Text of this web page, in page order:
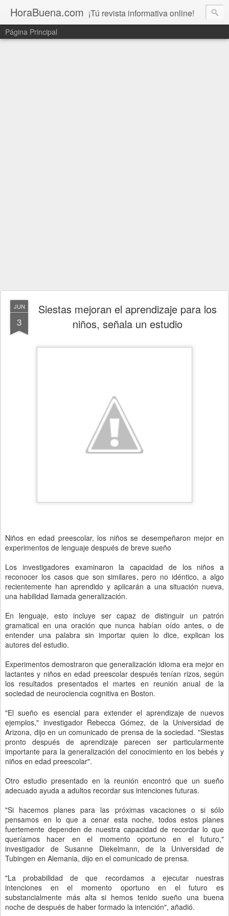
HoraBuena.com ¡Tú revista informativa online!
Página Principal
JUN
3
Siestas mejoran el aprendizaje para los
niños, señala un estudio
Niños en edad preescolar, los niños se desempeñaron mejor en
experimentos de lenguaje después de breve sueño
Los investigadores examinaron la capacidad de los niños a
reconocer los casos que son similares, pero no idéntico, a algo
recientemente han aprendido y aplicarán a una situación nueva,
una habilidad llamada generalización.
En lenguaje, esto incluye ser capaz de distinguir un patrón
gramatical en una oración que nunca habían oído antes, o de
entender una palabra sin importar quien lo dice, explican los
autores del estudio.
Experimentos demostraron que generalización idioma era mejor en
lactantes y niños en edad preescolar después tenían rizos, según
los resultados presentados el martes en reunión anual de la
sociedad de neurociencia cognitiva en Boston.
"El sueño es esencial para extender el aprendizaje de nuevos
ejemplos," investigador Rebecca Gómez, de la Universidad de
Arizona, dijo en un comunicado de prensa de la sociedad. "Siestas
pronto después de aprendizaje parecen ser particularmente
importante para la generalización del conocimiento en los bebés y
niños en edad preescolar".
Otro estudio presentado en la reunión encontró que un sueño
adecuado ayuda a adultos recordar sus intenciones futuras.
"Si hacemos planes para las próximas vacaciones o si sólo
pensamos en lo que a cenar esta noche, todos estos planes
fuertemente dependen de nuestra capacidad de recordar lo que
queríamos hacer en el momento oportuno en el futuro,"
investigador de Susanne Diekelmann, de la Universidad de
Tubingen en Alemania, dijo en el comunicado de prensa.
"La probabilidad de que recordamos a ejecutar nuestras
intenciones en el momento oportuno en el futuro es
substancialmente más alta si hemos tenido sueño una buena
noche de después de haber formado la intención", añadió.